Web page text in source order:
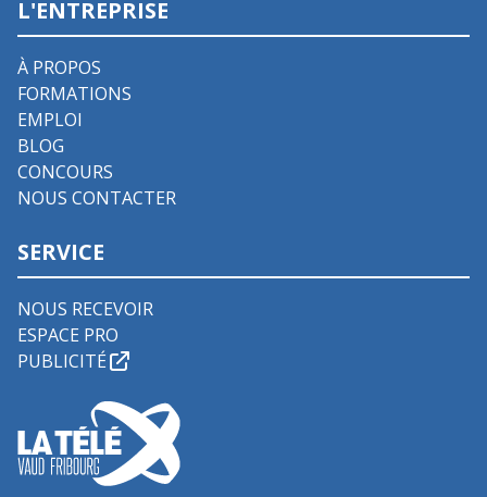
L'ENTREPRISE
À PROPOS
FORMATIONS
EMPLOI
BLOG
CONCOURS
NOUS CONTACTER
SERVICE
NOUS RECEVOIR
ESPACE PRO
PUBLICITÉ